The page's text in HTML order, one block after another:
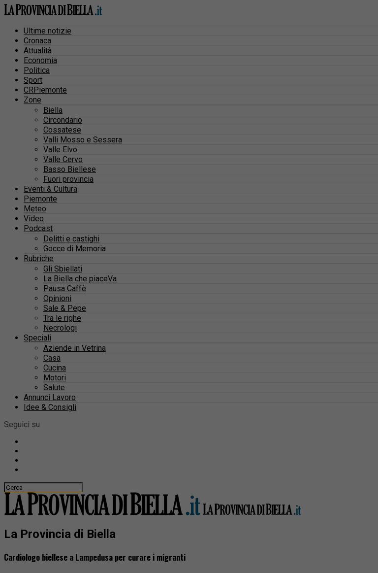
Ultime notizie
Cronaca
Attualità
Economia
Politica
Sport
CRPiemonte
Zone
Biella
Circondario
Cossatese
Valli Mosso e Sessera
Valle Elvo
Valle Cervo
Basso Biellese
Fuori provincia
Eventi & Cultura
Piemonte
Meteo
Video
Podcast
Delitti e castighi
Gocce di Memoria
Rubriche
Gli Sbiellati
La Biella che piaceVa
Pausa Caffè
Opinioni
Sale & Pepe
Tra le righe
Necrologi
Speciali
Aziende in Vetrina
Casa
Cucina
Motori
Salute
Annunci Lavoro
Idee & Consigli
Seguici su
La Provincia di Biella
Cardiologo biellese a Lampedusa per curare i migranti